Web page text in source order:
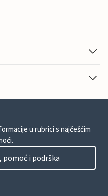
u rubrici s najčešćim
pomoć i podrška